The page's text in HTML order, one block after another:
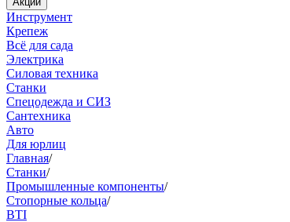
Инструмент
Крепеж
Всё для сада
Электрика
Силовая техника
Станки
Спецодежда и СИЗ
Сантехника
Авто
Для юрлиц
Главная/
Станки/
Промышленные компоненты/
Стопорные кольца/
BTI